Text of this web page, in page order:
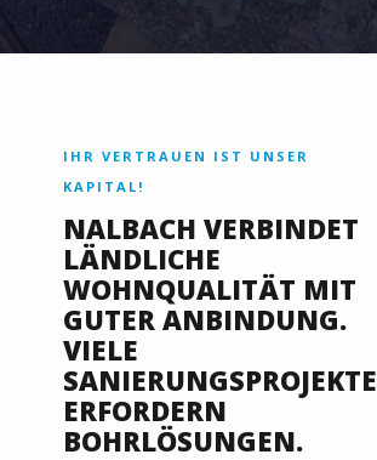
IHR VERTRAUEN IST UNSER
KAPITAL!
NALBACH VERBINDET
LÄNDLICHE
WOHNQUALITÄT MIT
GUTER ANBINDUNG.
VIELE
SANIERUNGSPROJEKTE
ERFORDERN
BOHRLÖSUNGEN.